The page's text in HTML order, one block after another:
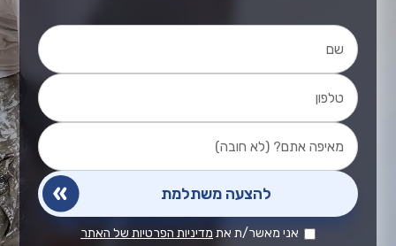
אני מאשר/ת את מדיניות הפרטיות של האתר